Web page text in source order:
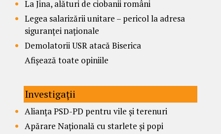
La Jina, alături de ciobanii români
Legea salarizării unitare – pericol la adresa
siguranței naționale
Demolatorii USR atacă Biserica
Afișează toate opiniile
Investigații
Alianța PSD-PD pentru vile și terenuri
Apărare Națională cu starlete și popi